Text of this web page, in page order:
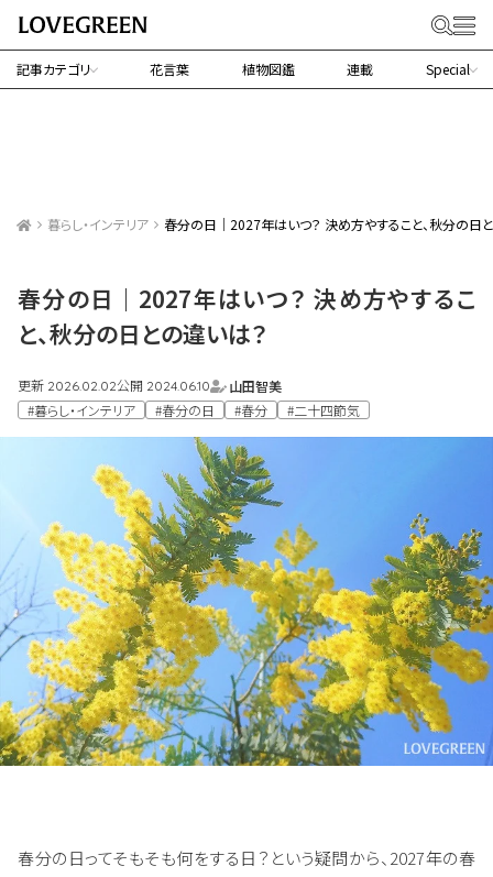
記事カテゴリ 花言葉 植物図鑑 連載 Special
暮らし・インテリア 春分の日｜2027年はいつ？ 決め方やすること、秋分の日
春分の日｜2027年はいつ？ 決め方やするこ
と、秋分の日との違いは？
更新 2026.02.02公開 2024.06.10
山田智美
#暮らし・インテリア
#春分の日 #春分 #二十四節気
春分の日ってそもそも何をする日？という疑問から、2027年の春